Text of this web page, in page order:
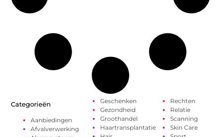
Categorieën
Aanbiedingen
Afvalverwerking
Geschenken
Gezondheid
Groothandel
Haartransplantatie
Rechten
Relatie
Scanning
Skin Care